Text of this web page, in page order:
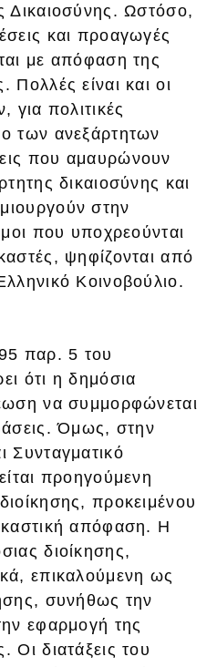
Δικαιοσύνης. Ωστόσο,
και προαγωγές
με απόφαση της
Πολλές είναι και οι
για πολιτικές
των ανεξάρτητων
που αμαυρώνουν
δικαιοσύνης και
στην
που υποχρεούνται
ψηφίζονται από
Κοινοβούλιο.
παρ. 5 του
ότι η δημόσια
να συμμορφώνεται
Όμως, στην
Συνταγματικό
προηγούμενη
προκειμένου
απόφαση. Η
διοίκησης,
επικαλούμενη ως
συνήθως την
εφαρμογή της
Οι διατάξεις του